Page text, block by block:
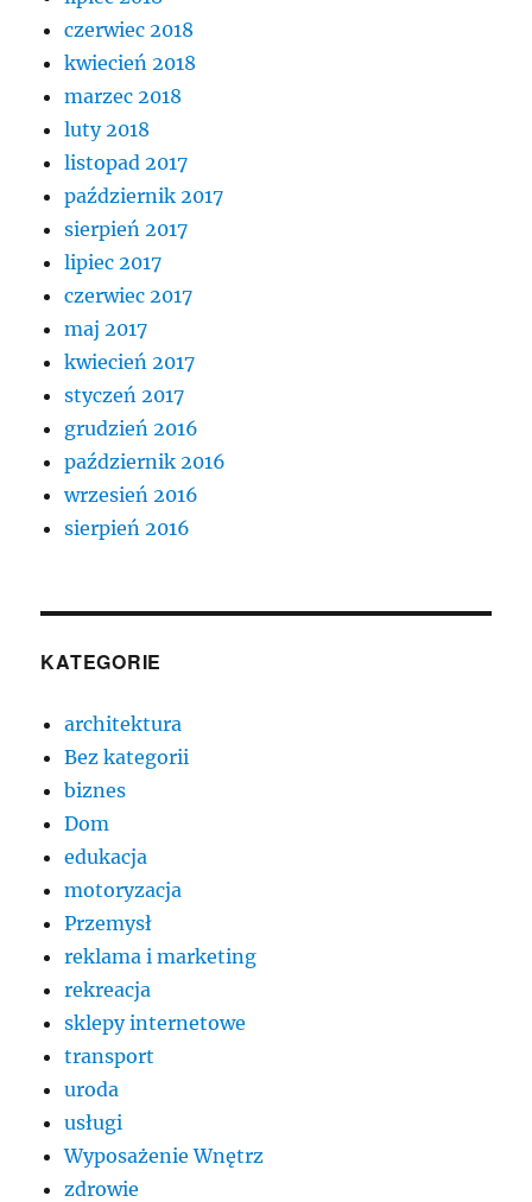
czerwiec 2018
kwiecień 2018
marzec 2018
luty 2018
listopad 2017
październik 2017
sierpień 2017
lipiec 2017
czerwiec 2017
maj 2017
kwiecień 2017
styczeń 2017
grudzień 2016
październik 2016
wrzesień 2016
sierpień 2016
KATEGORIE
architektura
Bez kategorii
biznes
Dom
edukacja
motoryzacja
Przemysł
reklama i marketing
rekreacja
sklepy internetowe
transport
uroda
usługi
Wyposażenie Wnętrz
zdrowie